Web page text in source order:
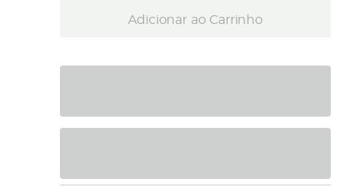
Adicionar ao Carrinho